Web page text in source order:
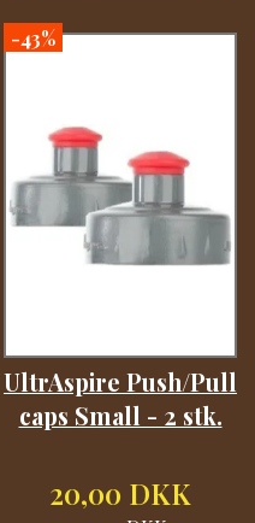
-43%
UltrAspire Push/Pull
caps Small - 2 stk.
20,00 DKK